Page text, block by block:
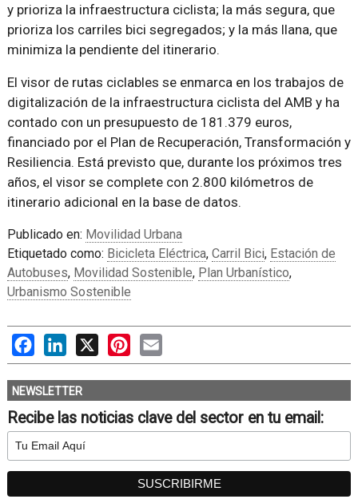
y prioriza la infraestructura ciclista; la más segura, que
prioriza los carriles bici segregados; y la más llana, que
minimiza la pendiente del itinerario.
El visor de rutas ciclables se enmarca en los trabajos de
digitalización de la infraestructura ciclista del AMB y ha
contado con un presupuesto de 181.379 euros,
financiado por el Plan de Recuperación, Transformación y
Resiliencia. Está previsto que, durante los próximos tres
años, el visor se complete con 2.800 kilómetros de
itinerario adicional en la base de datos.
Publicado en: Movilidad Urbana
Etiquetado como: Bicicleta Eléctrica, Carril Bici, Estación de
Autobuses, Movilidad Sostenible, Plan Urbanístico,
Urbanismo Sostenible
FacebookLinkedIn
X PinterestEmail
NEWSLETTER
Recibe las noticias clave del sector en tu email: